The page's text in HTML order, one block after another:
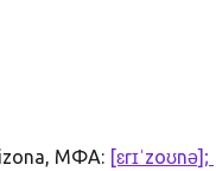
МФА: